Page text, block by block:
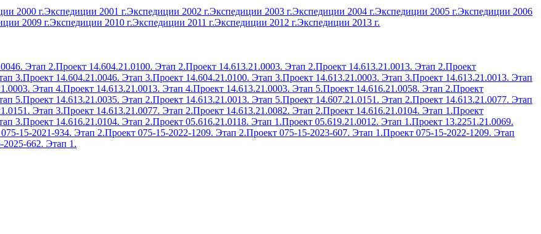
2000 г.Экспедиции 2001 г.Экспедиции 2002 г.Экспедиции 2003 г.Экспедиции 2004 г.Экспедиции 2005 г.Экспедиции 2006
2009 г.Экспедиции 2010 г.Экспедиции 2011 г.Экспедиции 2012 г.Экспедиции 2013 г.
Этап 2.Проект 14.604.21.0100. Этап 2.Проект 14.613.21.0003. Этап 2.Проект 14.613.21.0013. Этап 2.Проект
3.Проект 14.604.21.0046. Этап 3.Проект 14.604.21.0100. Этап 3.Проект 14.613.21.0003. Этап 3.Проект 14.613.21.0013. Этап
Этап 4.Проект 14.613.21.0013. Этап 4.Проект 14.613.21.0003. Этап 5.Проект 14.616.21.0058. Этап 2.Проект
5.Проект 14.613.21.0035. Этап 2.Проект 14.613.21.0013. Этап 5.Проект 14.607.21.0151. Этап 2.Проект 14.613.21.0077. Этап
Этап 3.Проект 14.613.21.0077. Этап 2.Проект 14.613.21.0082. Этап 2.Проект 14.616.21.0104. Этап 1.Проект
3.Проект 14.616.21.0104. Этап 2.Проект 05.616.21.0118. Этап 1.Проект 05.619.21.0012. Этап 1.Проект 13.2251.21.0069.
15-2021-934. Этап 2.Проект 075-15-2022-1209. Этап 2.Проект 075-15-2023-607. Этап 1.Проект 075-15-2022-1209. Этап
2025-662. Этап 1.